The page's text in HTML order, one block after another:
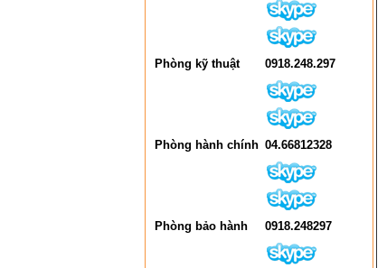
Phòng kỹ thuật 0918.248.297
Phòng hành chính 04.66812328
Phòng bảo hành 0918.248297